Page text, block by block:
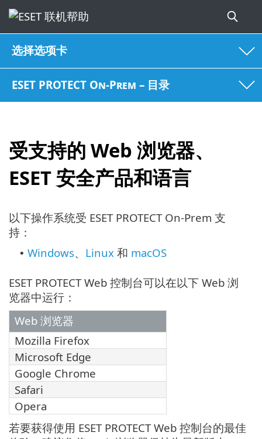
选择选项卡
ESET PROTECT On-Prem – 目录
受支持的 Web 浏览器、
ESET 安全产品和语言
以下操作系统受 ESET PROTECT On-Prem 支
持：
• Windows、 Linux 和 macOS
ESET PROTECT Web 控制台可以在以下 Web 浏
览器中运行：
Web 浏览器
Mozilla Firefox
Microsoft Edge
Google Chrome
Safari
Opera
若要获得使用 ESET PROTECT Web 控制台的最佳